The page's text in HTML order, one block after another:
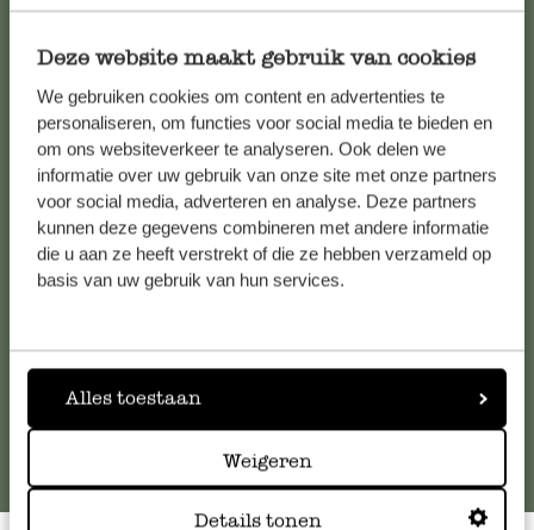
Deze website maakt gebruik van cookies
We gebruiken cookies om content en advertenties te
personaliseren, om functies voor social media te bieden en
om ons websiteverkeer te analyseren. Ook delen we
informatie over uw gebruik van onze site met onze partners
voor social media, adverteren en analyse. Deze partners
kunnen deze gegevens combineren met andere informatie
die u aan ze heeft verstrekt of die ze hebben verzameld op
basis van uw gebruik van hun services.
Alles toestaan
Weigeren
Details tonen
Kundenservice/Hilfe
Falls Sie Fragen haben oder Tipps und Hilfe brauchen, wenden
Sie sich bitte an unseren Kundenservice. Oder lesen Sie hier
die Antworten auf häufig gestellte Fragen